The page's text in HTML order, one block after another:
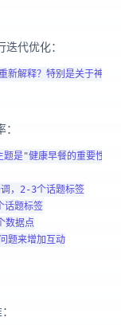
代优化：
是"健康早餐的重要性"。
，2-3个话题标签
题标签
据点
题来增加互动